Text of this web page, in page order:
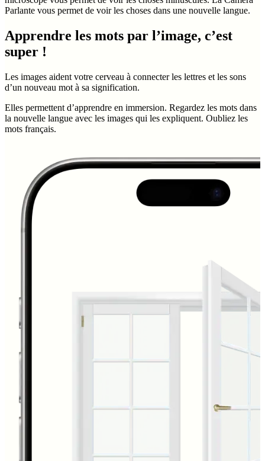
Parlante vous permet de voir les choses dans une nouvelle langue.
Apprendre les mots par l’image, c’est
super !
Les images aident votre cerveau à connecter les lettres et les sons
d’un nouveau mot à sa signification.
Elles permettent d’apprendre en immersion. Regardez les mots dans
la nouvelle langue avec les images qui les expliquent. Oubliez les
mots français.